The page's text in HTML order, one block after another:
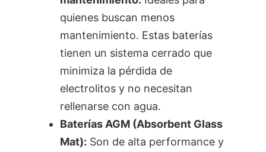
quienes buscan menos
mantenimiento. Estas baterías
tienen un sistema cerrado que
minimiza la pérdida de
electrolitos y no necesitan
rellenarse con agua.
Baterías AGM (Absorbent Glass
Mat): Son de alta performance y